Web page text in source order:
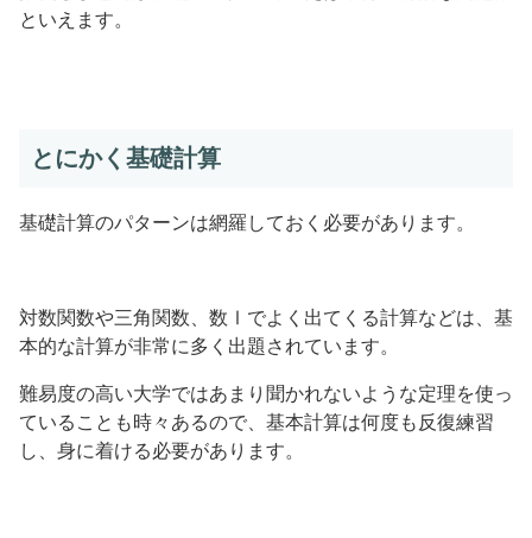
といえます。
とにかく基礎計算
基礎計算のパターンは網羅しておく必要があります。
対数関数や三角関数、数Ⅰでよく出てくる計算などは、基
本的な計算が非常に多く出題されています。
難易度の高い大学ではあまり聞かれないような定理を使っ
ていることも時々あるので、基本計算は何度も反復練習
し、身に着ける必要があります。